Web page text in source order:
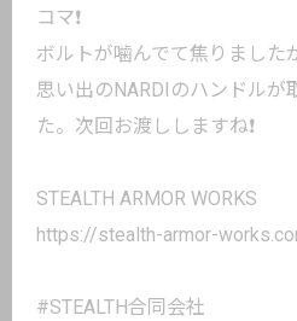
コマ❗️
ボルトが噛んでて焦りました
思い出のNARDIのハンドルが
た。次回お渡ししますね❗️
STEALTH ARMOR WORKS
https://stealth-armor-
#STEALTH合同会社